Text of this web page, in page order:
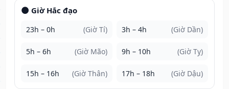
🌑 Giờ Hắc đạo
23h – 0h (Giờ Tí) 3h – 4h (Giờ Dần)
5h – 6h (Giờ Mão) 9h – 10h (Giờ Tỵ)
15h – 16h (Giờ Thân) 17h – 18h (Giờ Dậu)